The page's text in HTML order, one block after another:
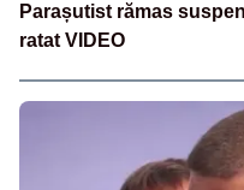
Parașutist rămas
ratat VIDEO